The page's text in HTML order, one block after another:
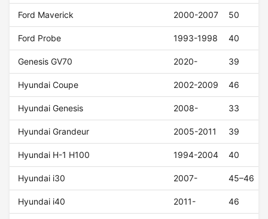
Ford Maverick 2000-2007 50
Ford Probe 1993-1998 40
Genesis GV70 2020- 39
Hyundai Coupe 2002-2009 46
Hyundai Genesis 2008- 33
Hyundai Grandeur 2005-2011 39
Hyundai H-1 H100 1994-2004 40
Hyundai i30 2007- 45–46
Hyundai i40 2011- 46